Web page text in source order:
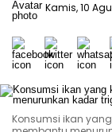
Kamis, 10
Konsumsi ikan